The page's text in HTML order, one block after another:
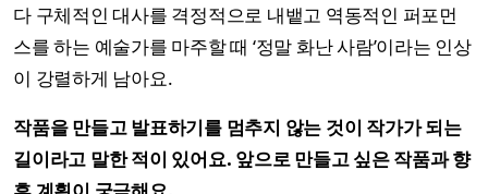
다 구체적인 대사를 격정적으로 내뱉고 역동적인 퍼포먼
스를 하는 예술가를 마주할 때 ‘정말 화난 사람’이라는 인상
이 강렬하게 남아요.
작품을 만들고 발표하기를 멈추지 않는 것이 작가가 되는
길이라고 말한 적이 있어요. 앞으로 만들고 싶은 작품과 향